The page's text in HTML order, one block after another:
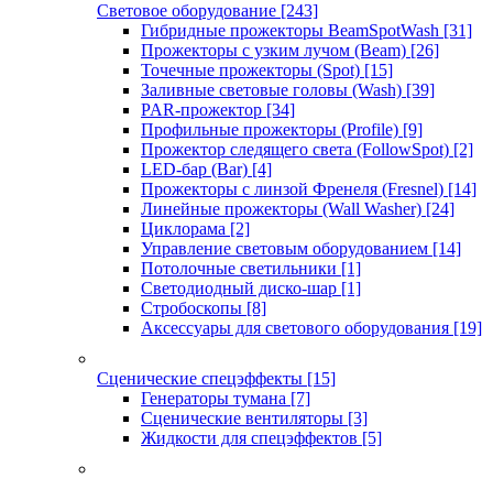
Световое оборудование [243]
Гибридные прожекторы BeamSpotWash [31]
Прожекторы с узким лучом (Beam) [26]
Точечные прожекторы (Spot) [15]
Заливные световые головы (Wash) [39]
PAR-прожектор [34]
Профильные прожекторы (Profile) [9]
Прожектор следящего света (FollowSpot) [2]
LED-бар (Bar) [4]
Прожекторы с линзой Френеля (Fresnel) [14]
Линейные прожекторы (Wall Washer) [24]
Циклорама [2]
Управление световым оборудованием [14]
Потолочные светильники [1]
Светодиодный диско-шар [1]
Стробоскопы [8]
Аксессуары для светового оборудования [19]
Сценические спецэффекты [15]
Генераторы тумана [7]
Сценические вентиляторы [3]
Жидкости для спецэффектов [5]